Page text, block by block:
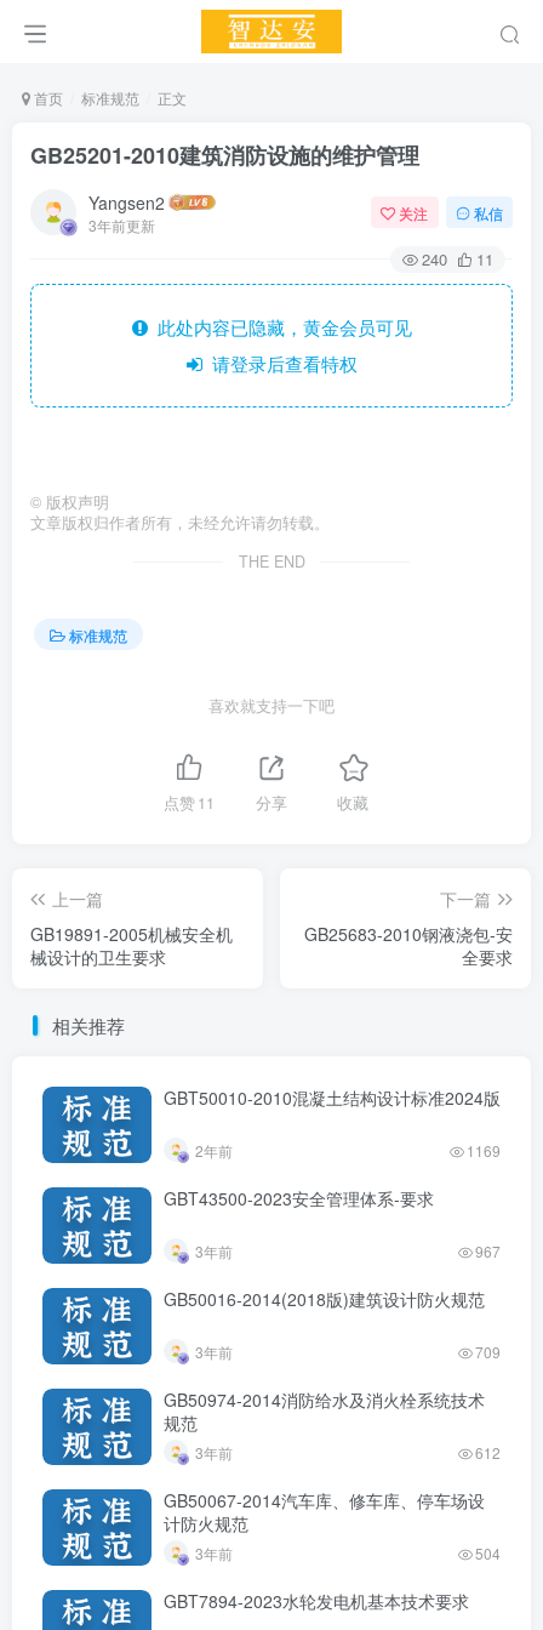
首页 标准规范 正文
GB25201-2010建筑消防设施的维护管理
Yangsen2
3年前更新
关注 私信
240 11
此处内容已隐藏，黄金会员可见
请登录后查看特权
© 版权声明
文章版权归作者所有，未经允许请勿转载。
THE END
标准规范
喜欢就支持一下吧
点赞11 分享 收藏
上一篇
GB19891-2005机械安全机
械设计的卫生要求
下一篇
GB25683-2010钢液浇包-安
全要求
相关推荐
GBT50010-2010混凝土结构设计标准2024版
2年前 1169
GBT43500-2023安全管理体系-要求
3年前 967
GB50016-2014(2018版)建筑设计防火规范
3年前 709
GB50974-2014消防给水及消火栓系统技术
规范
3年前 612
GB50067-2014汽车库、修车库、停车场设
计防火规范
3年前 504
GBT7894-2023水轮发电机基本技术要求